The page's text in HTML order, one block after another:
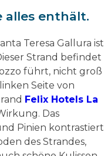
alles enthält.
Teresa Gallura ist
Strand befindet
führt, nicht groß
Seite von
Felix Hotels La
Das
Pinien kontrastiert
des Strandes,